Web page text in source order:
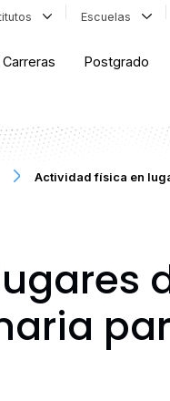
Escuelas
Carreras Postgrado
Actividad física en